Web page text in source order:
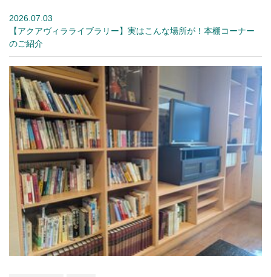
2026.07.03
【アクアヴィラライブラリー】実はこんな場所が！本棚コーナー
のご紹介